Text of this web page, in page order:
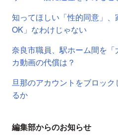
知ってほしい「性的同意」
OK」なわけじゃない
奈良市職員、駅ホーム間を
カ動画の代償は？
旦那のアカウントをブロッ
るか
編集部からのお知らせ